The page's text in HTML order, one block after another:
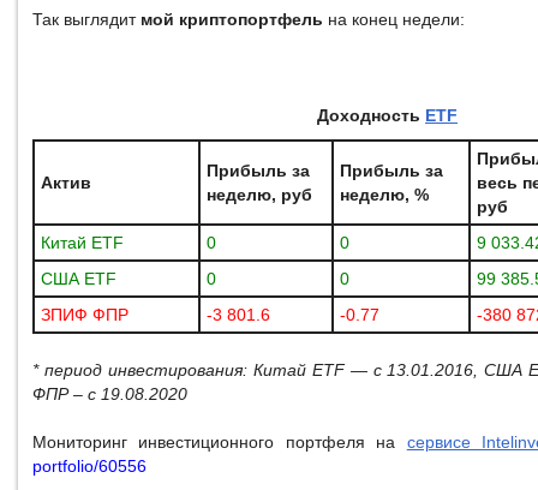
Так выглядит мой криптопортфель на конец недели:
Доходность ETF
Актив
Прибыль за
неделю, руб
Прибыль за
неделю, %
весь
руб
Китай ETF
0 0
9
США ETF
0 0
99
ЗПИФ ФПР
-3 801.6 -0.77 -380
* период инвестирования: Китай ETF — с 13.01.2016, США
ФПР – с 19.08.2020
Мониторинг инвестиционного портфеля на сервисе
portfolio/60556